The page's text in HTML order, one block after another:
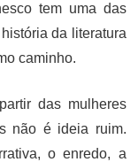
tem uma das
da literatura
caminho.
das mulheres
não é ideia ruim.
o enredo, a